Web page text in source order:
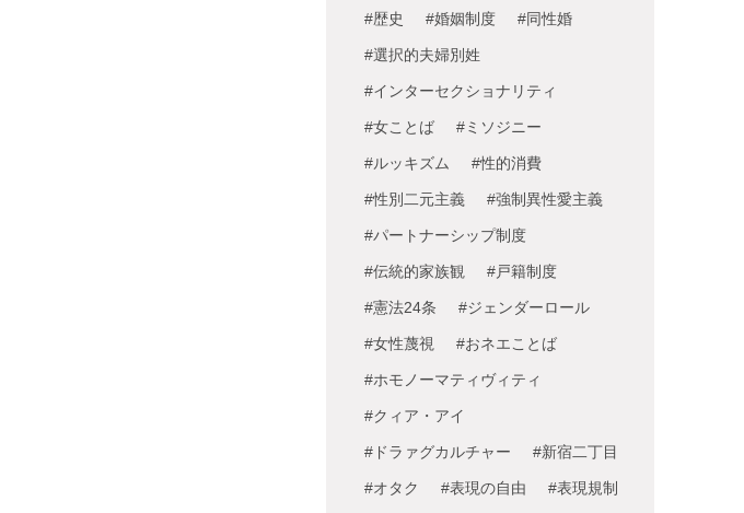
#歴史 #婚姻制度 #同性婚
#選択的夫婦別姓
#インターセクショナリティ
#女ことば #ミソジニー
#ルッキズム #性的消費
#性別二元主義 #強制異性愛主義
#パートナーシップ制度
#伝統的家族観 #戸籍制度
#憲法24条 #ジェンダーロール
#女性蔑視 #おネエことば
#ホモノーマティヴィティ
#クィア・アイ
#ドラァグカルチャー #新宿二丁目
#オタク #表現の自由 #表現規制